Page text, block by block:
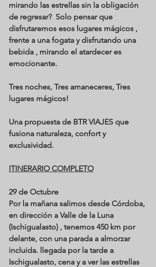
mirando las estrellas sin la obligación
de regresar?  Solo pensar que
disfrutaremos esos lugares mágicos ,
frente a una fogata y disfrutando una
bebida , mirando el atardecer es
emocionante.
Tres noches, Tres amaneceres, Tres
lugares mágicos!
Una propuesta de BTR VIAJES que
fusiona naturaleza, confort y
exclusividad.
ITINERARIO COMPLETO
29 de Octubre
Por la mañana salimos desde Córdoba,
en dirección a Valle de la Luna
(Ischigualasto) , tenemos 450 km por
delante, con una parada a almorzar
incluida. llegada por la tarde a
Ischigualasto, cena y a ver las estrellas